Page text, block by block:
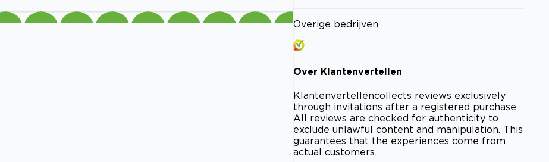
Overige bedrijven
Over Klantenvertellen
Klantenvertellencollects reviews exclusively
through invitations after a registered purchase.
All reviews are checked for authenticity to
exclude unlawful content and manipulation. This
guarantees that the experiences come from
actual customers.